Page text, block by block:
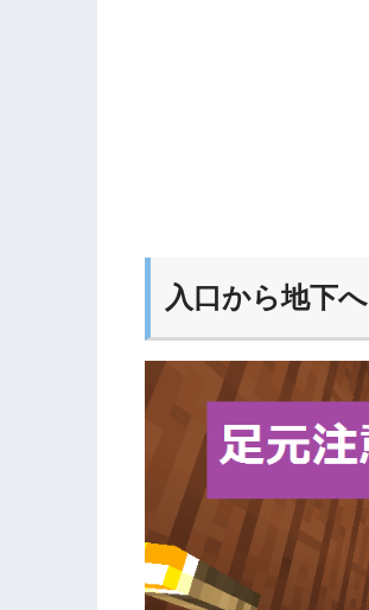
入口から地下へ